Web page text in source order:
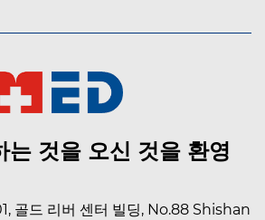
는 것을 오신 것을 환영
골드 리버 센터 빌딩, No.88 Shishan